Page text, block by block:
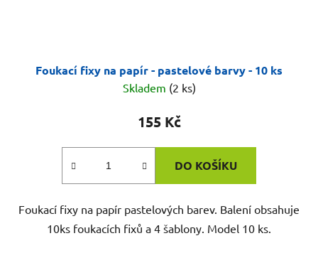
Foukací fixy na papír - pastelové barvy - 10 ks
Skladem (2 ks)
155 Kč
DO KOŠÍKU
Foukací fixy na papír pastelových barev. Balení obsahuje
10ks foukacích fixů a 4 šablony. Model 10 ks.